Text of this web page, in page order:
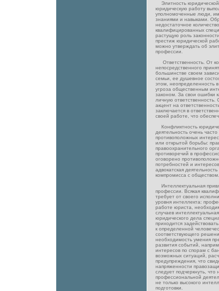
Элитность
юридическую работу
уполномоченные люди,
знаниями и навыками.
недостаточное
квалифицированных
растущую роль
престиж юридической
можно утверждать об
профессии.
Ответственность. От
непосредственного
большинстве своем
семьи, ее душевное
этом, неопределенность
угроза общественным
законом. За свои ошибки
личную
акцент на
заключается в
своей работе, что
Конфликтность
деятельность очень
противоположных
или открытой борьбы:
правоохранительного
противоречий в
оговорено
потребностей и
адвокатская
компромисса с обществом.
Интеллектуальная
профессии. Всякая
требует от своего
уровня интеллекта:
работе юриста,
случаев
юридического дела
приходится
к определенной
соответствующего
необходимость умения
развития событий,
интересов по спорам с
возможных ситуаций,
предупреждения, что
напряженности
следует подчеркнуть, что
профессиональной
не только высокого
подготовки.